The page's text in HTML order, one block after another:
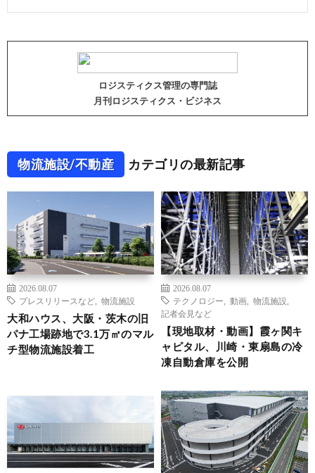
ロジスティクス管理の専門誌
月刊ロジスティクス・ビジネス
物流施設/不動産 カテゴリの最新記事
2026.08.07
プレスリリースなど
物流施設
大和ハウス、大阪・茨木の旧
パナ工場跡地で3.1万㎡のマル
チ型物流施設着工
2026.08.07
テクノロジー
動画 物流施設
記者会見など
【現地取材・動画】霞ヶ関キ
ャピタル、川崎・東扇島の冷
凍自動倉庫を公開